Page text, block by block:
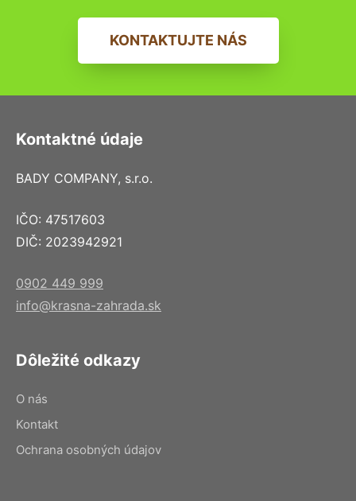
KONTAKTUJTE NÁS
Kontaktné údaje
BADY COMPANY, s.r.o.
IČO: 47517603
DIČ: 2023942921
0902 449 999
info@krasna-zahrada.sk
Dôležité odkazy
O nás
Kontakt
Ochrana osobných údajov